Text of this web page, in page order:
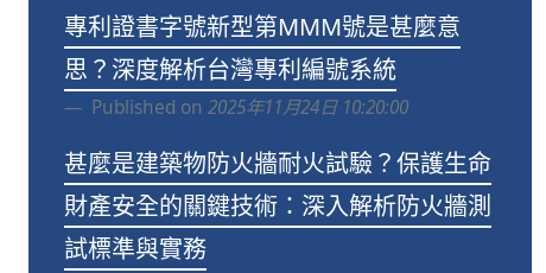
專利證書字號新型第MMM號是甚麼意
思？深度解析台灣專利編號系統
Published on 2025年11月24日 10:20:00
甚麼是建築物防火牆耐火試驗？保護生命
財產安全的關鍵技術：深入解析防火牆測
試標準與實務